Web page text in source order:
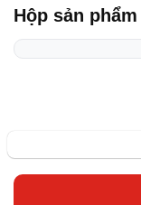
Hộp sản